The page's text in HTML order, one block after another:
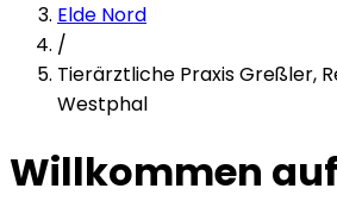
Elde Nord
/
Tierärztliche Praxis Greßler,
Westphal
Willkommen